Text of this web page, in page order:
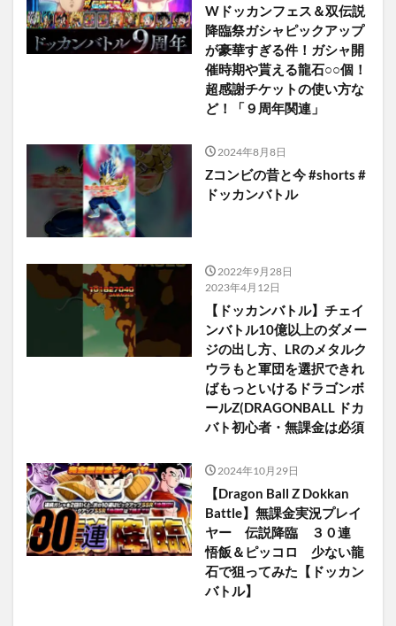
Wドッカンフェス＆双伝説
降臨祭ガシャピックアップ
が豪華すぎる件！ガシャ開
催時期や貰える龍石○○個！
超感謝チケットの使い方な
ど！「９周年関連」
2024年8月8日
Zコンビの昔と今 #shorts #
ドッカンバトル
2022年9月28日
2023年4月12日
【ドッカンバトル】チェイ
ンバトル10億以上のダメー
ジの出し方、LRのメタルク
ウラもと軍団を選択できれ
ばもっといけるドラゴンボ
ールZ(DRAGONBALL ドカ
バト初心者・無課金は必須
2024年10月29日
【Dragon Ball Z Dokkan
Battle】無課金実況プレイ
ヤー 伝説降臨 ３０連
悟飯＆ピッコロ 少ない龍
石で狙ってみた【ドッカン
バトル】